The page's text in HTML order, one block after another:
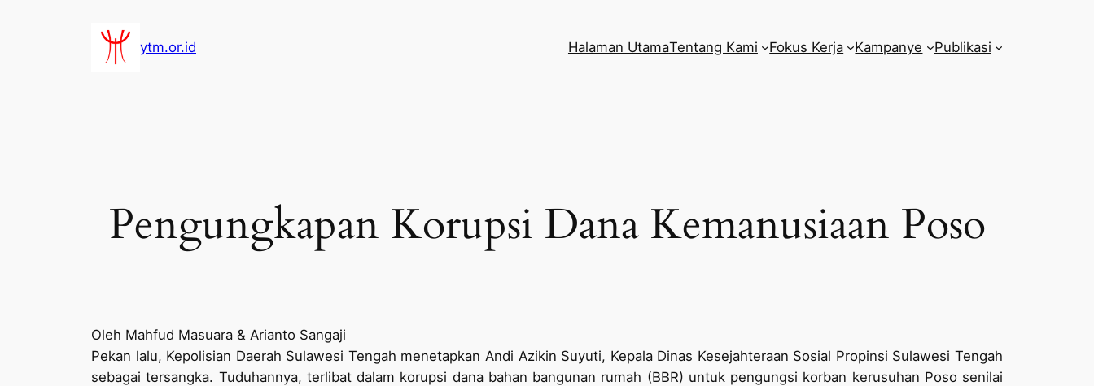
ytm.or.id Halaman UtamaTentang Kami Fokus Kerja Kampanye Publikasi
Pengungkapan Korupsi Dana Kemanusiaan Poso
Oleh Mahfud Masuara & Arianto Sangaji
Pekan lalu, Kepolisian Daerah Sulawesi Tengah menetapkan Andi Azikin Suyuti, Kepala Dinas Kesejahteraan Sosial Propinsi Sulawesi Tengah
sebagai tersangka. Tuduhannya, terlibat dalam korupsi dana bahan bangunan rumah (BBR) untuk pengungsi korban kerusuhan Poso senilai